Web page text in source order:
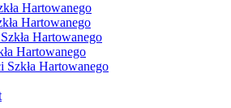
Hartowanego
Hartowanego
Hartowanego
Hartowanego
Szkła Hartowanego